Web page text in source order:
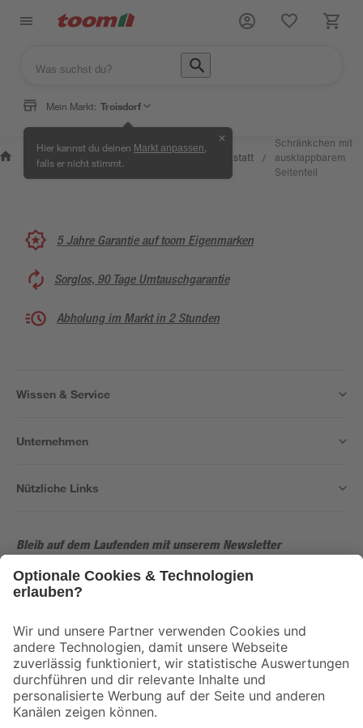
Mein Markt: Troisdorf
Hier kannst du deinen Markt anpassen
falls er nicht stimmt.
✕
Wissen
&
/
Selbermachen
& Ratgeber
Kreativwerkstatt /
Schränkchen mit
ausklappbarem
Seitenteil
5 Jahre Garantie auf toom Eigenmarken
Sorglos, 90 Tage Umtauschgarantie
Abholung im Markt in 2 Stunden
Wissen & Service
Unternehmen
Nützliche Links
Bleib auf dem Laufenden mit unserem Newsletter
Der toom Newsletter: Keine Angebote und Aktionen mehr verpassen!
Folge uns